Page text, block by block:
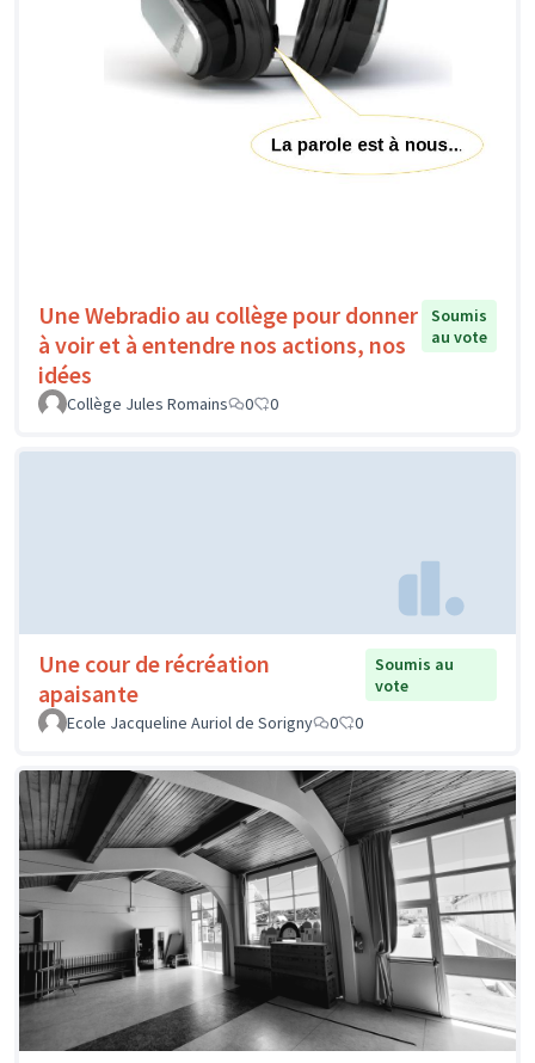
Une Webradio au collège pour donner
à voir et à entendre nos actions, nos
idées
Soumis
au vote
Collège Jules Romains 0 0
Une cour de récréation
apaisante
Soumis au
vote
Ecole Jacqueline Auriol de Sorigny
0 0